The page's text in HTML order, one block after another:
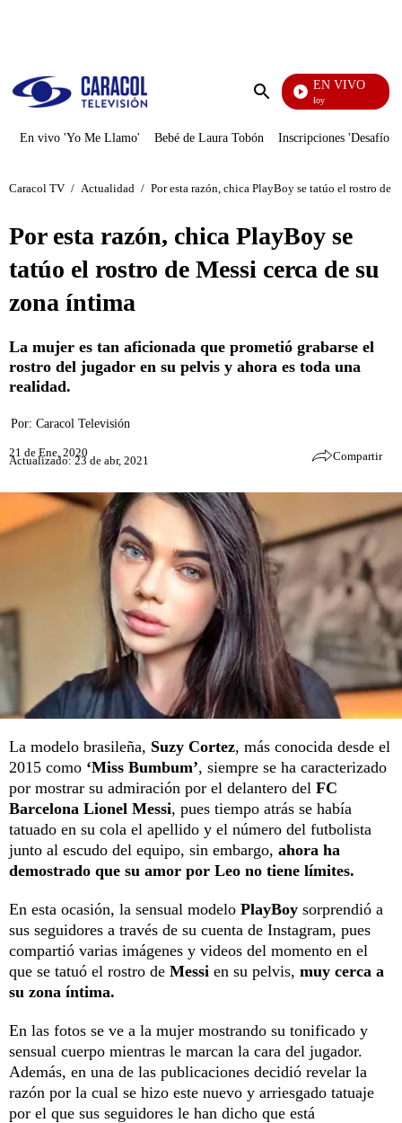
Enviar
EN VIVO
La Finca De Hoy
En vivo 'Yo Me Llamo' Bebé de Laura Tobón Inscripciones 'Desafío'
Caracol TV / Actualidad / Por esta razón, chica PlayBoy se tatúo el rostro de
Por esta razón, chica PlayBoy se
tatúo el rostro de Messi cerca de su
zona íntima
La mujer es tan aficionada que prometió grabarse el
rostro del jugador en su pelvis y ahora es toda una
realidad.
Por: Caracol Televisión
21 de Ene, 2020
Actualizado: 23 de abr, 2021 Compartir
La modelo brasileña, Suzy Cortez, más conocida desde el
2015 como ‘Miss Bumbum’, siempre se ha caracterizado
por mostrar su admiración por el delantero del FC
Barcelona Lionel Messi, pues tiempo atrás se había
tatuado en su cola el apellido y el número del futbolista
junto al escudo del equipo, sin embargo, ahora ha
demostrado que su amor por Leo no tiene límites.
En esta ocasión, la sensual modelo PlayBoy sorprendió a
sus seguidores a través de su cuenta de Instagram, pues
compartió varias imágenes y videos del momento en el
que se tatuó el rostro de Messi en su pelvis, muy cerca a
su zona íntima.
En las fotos se ve a la mujer mostrando su tonificado y
sensual cuerpo mientras le marcan la cara del jugador.
Además, en una de las publicaciones decidió revelar la
razón por la cual se hizo este nuevo y arriesgado tatuaje
por el que sus seguidores le han dicho que está